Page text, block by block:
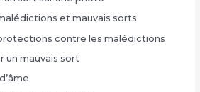
et mauvais sorts
contre les malédictions
un mauvais sort